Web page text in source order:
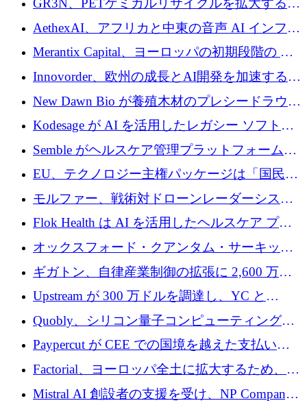
上げ
を構築
GR3N、PETケミカルリサイクルを拡大するた
めにシリーズBで1,550万ユーロを調達
AethexAI、アフリカと中東の音声 AI インフラ
ストラクチャを構築するために 300 万ドルを
Merantix Capital、ヨーロッパの初期段階の AI
スタートアップ向けに 1 億 300 万ユーロのフ
ァンドを立ち上げる
Innovorder、欧州の成長とAI開発を加速するた
めに2,000万ユーロを確保
New Dawn Bio が養殖木材のプレシードラウン
ドで 210 万ユーロを調達
Kodesage が AI を活用したレガシー ソフトウ
ェアの最新化のために 660 万ドルを調達
Semble がヘルスケア管理プラットフォームを
拡大するためにシリーズ C で 3,000 万ポンド
を調達
EU、テクノロジー主権パッケージは「国民の
保護」に関するものだと発言
モルファー、戦術対ドローンレーダーシステ
ムを最前線に近づけるために150万ユーロを調
Flok Health は AI を活用したヘルスケア プラ
ットフォームの成長に 1,250 万ドルを投資
オックスフォード・クアンタム・サーキット
が「成人向け」2億6,000万ポンドの資金調達
ラウンドを獲得
ギガトン、自律産業制御の拡張に 2,600 万ド
ルを調達
Upstream が 300 万ドルを調達し、YC と
Xavier Niel が支援する共同 AI 受信箱を立ち上
げる
Quobly、シリコン量子コンピューティングの
商用化のためにシリーズ A で 1 億 1,500 万ユ
ーロを調達
Paypercut が CEE での国境を越えた支払いを
拡大するために 500 万ユーロを確保
Factorial、ヨーロッパ全土に拡大するため、25
億ドルの評価額で1億5,000万ドルのシリーズD
Mistral AI 創設者の支援を受け、NP Company